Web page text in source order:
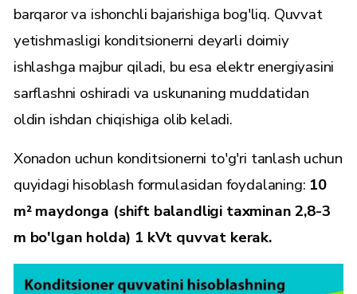
barqaror va ishonchli bajarishiga bog'liq. Quvvat
yetishmasligi konditsionerni deyarli doimiy
ishlashga majbur qiladi, bu esa elektr energiyasini
sarflashni oshiradi va uskunaning muddatidan
oldin ishdan chiqishiga olib keladi.
Xonadon uchun konditsionerni to'g'ri tanlash uchun
quyidagi hisoblash formulasidan foydalaning: 10
m² maydonga (shift balandligi taxminan 2,8-3
m bo'lgan holda) 1 kVt quvvat kerak.